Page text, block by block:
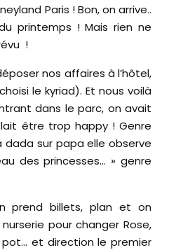
Paris ! Bon, on arrive..
printemps ! Mais rien ne
!
nos affaires à l’hôtel,
le kyriad). Et nous voilà
dans le parc, on avait
être trop happy ! Genre
dada sur papa elle observe
des princesses… » genre
prend billets, plan et on
pour changer Rose,
et direction le premier